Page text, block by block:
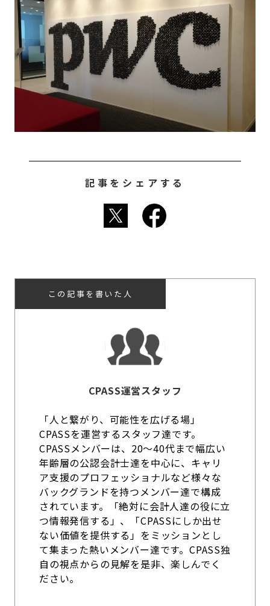
記事をシェアする
この記事を書いた人
CPASS運営スタッフ
「人と繋がり、可能性を広げる場」
CPASSを運営するスタッフ達です。
CPASSメンバーは、20～40代まで幅広い
年齢層の公認会計士達を中心に、キャリ
ア支援のプロフェッショナルなど様々な
バックグランドを持つメンバー達で構成
されています。「絶対に会計人達の役に立
つ情報発信する」、「CPASSにしか出せ
ない価値を提供する」をミッションとし
て集まった熱いメンバー達です。CPASS独
自の視点からの見解を是非、楽しんでく
ださい。